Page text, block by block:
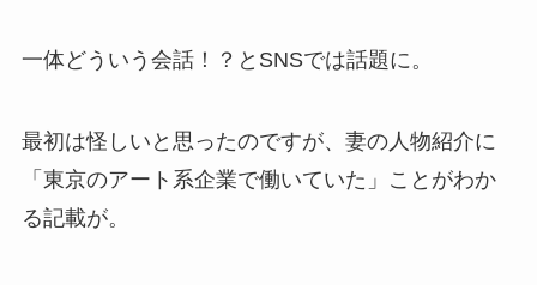
一体どういう会話！？とSNSでは話題に。
最初は怪しいと思ったのですが、妻の人物紹介に
「東京のアート系企業で働いていた」ことがわか
る記載が。